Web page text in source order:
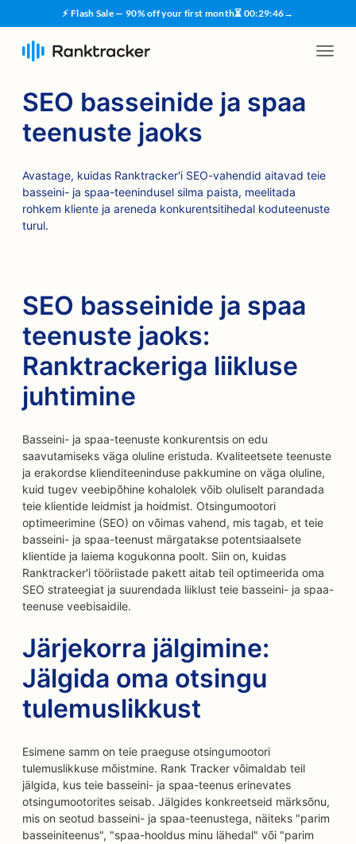
⚡ Flash Sale — 90% off your first month⏳ 00:29:45→
SEO basseinide ja spaa
teenuste jaoks
Avastage, kuidas Ranktracker'i SEO-vahendid aitavad teie
basseini- ja spaa-teenindusel silma paista, meelitada
rohkem kliente ja areneda konkurentsitihedal koduteenuste
turul.
SEO basseinide ja spaa
teenuste jaoks:
Ranktrackeriga liikluse
juhtimine
Basseini- ja spaa-teenuste konkurentsis on edu
saavutamiseks väga oluline eristuda. Kvaliteetsete teenuste
ja erakordse klienditeeninduse pakkumine on väga oluline,
kuid tugev veebipõhine kohalolek võib oluliselt parandada
teie klientide leidmist ja hoidmist. Otsingumootori
optimeerimine (SEO) on võimas vahend, mis tagab, et teie
basseini- ja spaa-teenust märgatakse potentsiaalsete
klientide ja laiema kogukonna poolt. Siin on, kuidas
Ranktracker'i tööriistade pakett aitab teil optimeerida oma
SEO strateegiat ja suurendada liiklust teie basseini- ja spaa-
teenuse veebisaidile.
Järjekorra jälgimine:
Jälgida oma otsingu
tulemuslikkust
Esimene samm on teie praeguse otsingumootori
tulemuslikkuse mõistmine. Rank Tracker võimaldab teil
jälgida, kus teie basseini- ja spaa-teenus erinevates
otsingumootorites seisab. Jälgides konkreetseid märksõnu,
mis on seotud basseini- ja spaa-teenustega, näiteks "parim
basseiniteenus", "spaa-hooldus minu lähedal" või "parim